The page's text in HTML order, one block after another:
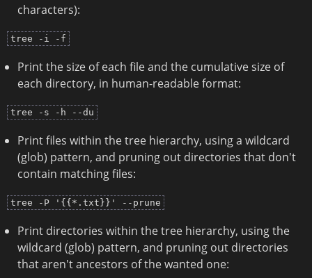
characters):
tree -i -f
Print the size of each file and the cumulative size of
each directory, in human-readable format:
tree -s -h --du
Print files within the tree hierarchy, using a wildcard
(glob) pattern, and pruning out directories that don't
contain matching files:
tree -P '{{*.txt}}' --prune
Print directories within the tree hierarchy, using the
wildcard (glob) pattern, and pruning out directories
that aren't ancestors of the wanted one: